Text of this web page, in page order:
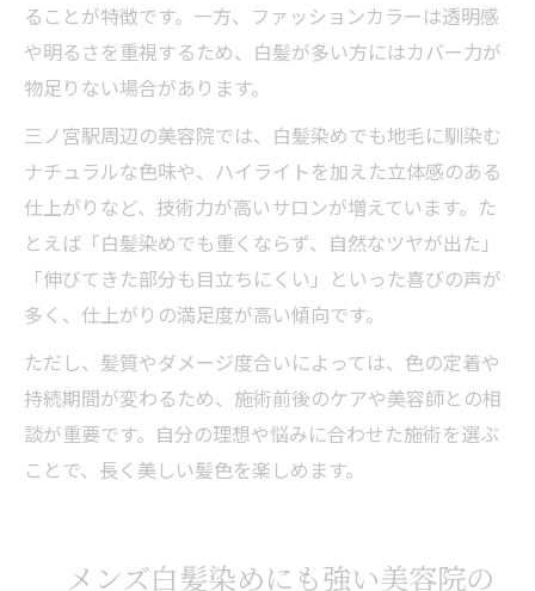
ることが特徴です。一方、ファッションカラーは透明感
や明るさを重視するため、白髪が多い方にはカバー力が
物足りない場合があります。
三ノ宮駅周辺の美容院では、白髪染めでも地毛に馴染む
ナチュラルな色味や、ハイライトを加えた立体感のある
仕上がりなど、技術力が高いサロンが増えています。た
とえば「白髪染めでも重くならず、自然なツヤが出た」
「伸びてきた部分も目立ちにくい」といった喜びの声が
多く、仕上がりの満足度が高い傾向です。
ただし、髪質やダメージ度合いによっては、色の定着や
持続期間が変わるため、施術前後のケアや美容師との相
談が重要です。自分の理想や悩みに合わせた施術を選ぶ
ことで、長く美しい髪色を楽しめます。
メンズ白髪染めにも強い美容院の